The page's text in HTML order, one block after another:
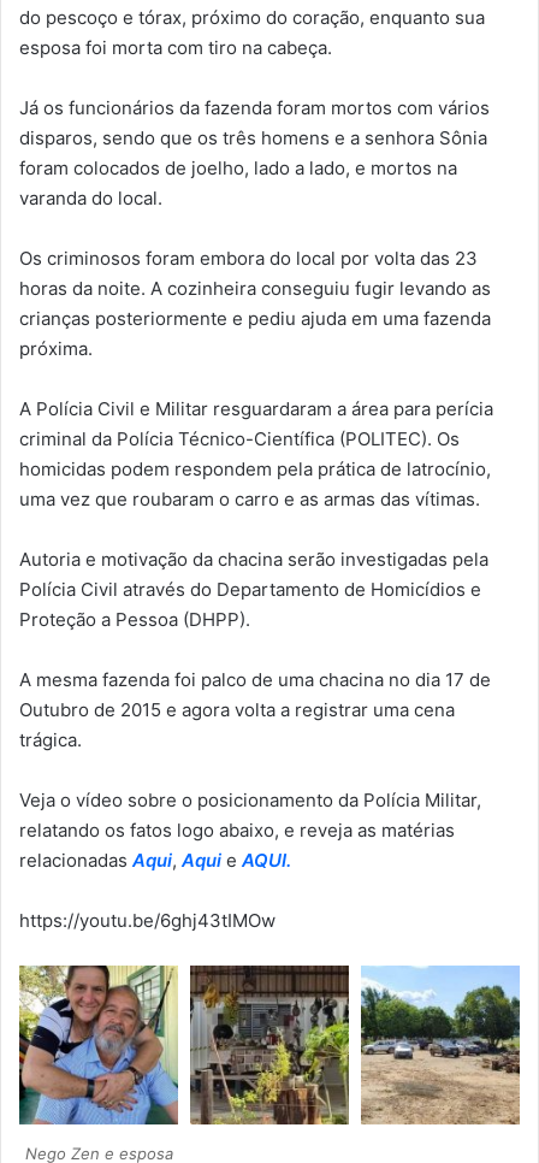
do pescoço e tórax, próximo do coração, enquanto sua
esposa foi morta com tiro na cabeça.
Já os funcionários da fazenda foram mortos com vários
disparos, sendo que os três homens e a senhora Sônia
foram colocados de joelho, lado a lado, e mortos na
varanda do local.
Os criminosos foram embora do local por volta das 23
horas da noite. A cozinheira conseguiu fugir levando as
crianças posteriormente e pediu ajuda em uma fazenda
próxima.
A Polícia Civil e Militar resguardaram a área para perícia
criminal da Polícia Técnico-Científica (POLITEC). Os
homicidas podem respondem pela prática de latrocínio,
uma vez que roubaram o carro e as armas das vítimas.
Autoria e motivação da chacina serão investigadas pela
Polícia Civil através do Departamento de Homicídios e
Proteção a Pessoa (DHPP).
A mesma fazenda foi palco de uma chacina no dia 17 de
Outubro de 2015 e agora volta a registrar uma cena
trágica.
Veja o vídeo sobre o posicionamento da Polícia Militar,
relatando os fatos logo abaixo, e reveja as matérias
relacionadas Aqui, Aqui e AQUI.
https://youtu.be/6ghj43tIMOw
Nego Zen e esposa